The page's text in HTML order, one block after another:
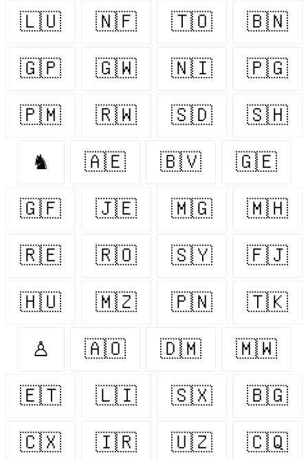
🇱🇺 🇳🇫 🇹🇴 🇧🇳
🇬🇵 🇬🇼 🇳🇮 🇵🇬
🇵🇲 🇷🇼 🇸🇩 🇸🇭
♞ 🇦🇪 🇧🇻 🇬🇪
🇬🇫 🇯🇪 🇲🇬 🇲🇭
🇷🇪 🇷🇴 🇸🇾 🇫🇯
🇭🇺 🇲🇿 🇵🇳 🇹🇰
♙ 🇦🇴 🇩🇲 🇲🇼
🇪🇹 🇱🇮 🇸🇽 🇧🇬
🇨🇽 🇮🇷 🇺🇿 🇨🇶